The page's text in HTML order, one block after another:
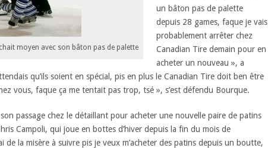
moyen avec son bâton pas de palette
un bâton pas de palette
depuis 28 games, faque je vais
probablement arrêter chez
Canadian Tire demain pour en
acheter un nouveau », a
qu’ils soient en spécial, pis en plus le Canadian Tire doit ben être
vous, faque ça me tentait pas trop, tsé », s’est défendu Bourque.
passage chez le détaillant pour acheter une nouvelle paire de patins
Campoli, qui joue en bottes d’hiver depuis la fin du mois de
de la misère à suivre pis je veux m’acheter des patins depuis un boutte,